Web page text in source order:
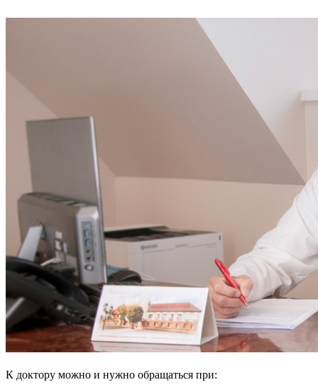
К доктору можно и нужно обращаться при: